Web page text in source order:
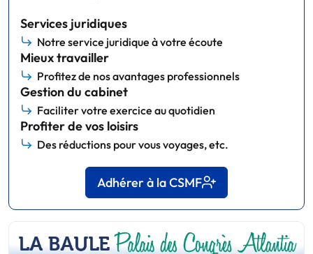
Services juridiques
Notre service juridique à votre écoute
Mieux travailler
Profitez de nos avantages professionnels
Gestion du cabinet
Faciliter votre exercice au quotidien
Profiter de vos loisirs
Des réductions pour vous voyages, etc.
Adhérer à la CSMF